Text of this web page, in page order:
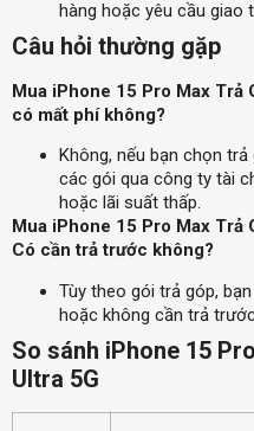
hàng hoặc yêu cầu giao
Câu hỏi thường gặp
Mua iPhone 15 Pro Max Trả
có mất phí không?
Không, nếu bạn chọn
các gói qua công ty tài
hoặc lãi suất thấp.
Mua iPhone 15 Pro Max Trả
Có cần trả trước không?
Tùy theo gói trả góp,
hoặc không cần trả
So sánh iPhone 15
Ultra 5G